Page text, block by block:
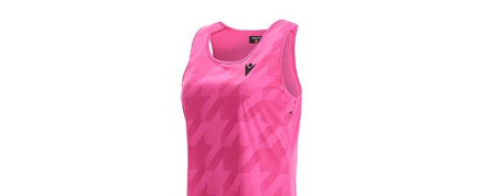
umsehen. Wir hoffen, dass Du bei uns
findest, was Du suchst, und wünschen Dir weiter viel
Spaß und Erfolg beim Tennis!